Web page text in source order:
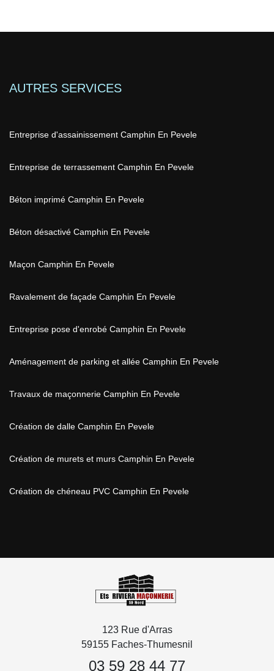
AUTRES SERVICES
Entreprise d'assainissement Camphin En Pevele
Entreprise de terrassement Camphin En Pevele
Béton imprimé Camphin En Pevele
Béton désactivé Camphin En Pevele
Maçon Camphin En Pevele
Ravalement de façade Camphin En Pevele
Entreprise pose d'enrobé Camphin En Pevele
Aménagement de parking et allée Camphin En Pevele
Travaux de maçonnerie Camphin En Pevele
Création de dalle Camphin En Pevele
Création de murets et murs Camphin En Pevele
Création de chéneau PVC Camphin En Pevele
123 Rue d'Arras
59155 Faches-Thumesnil
03 59 28 44 77